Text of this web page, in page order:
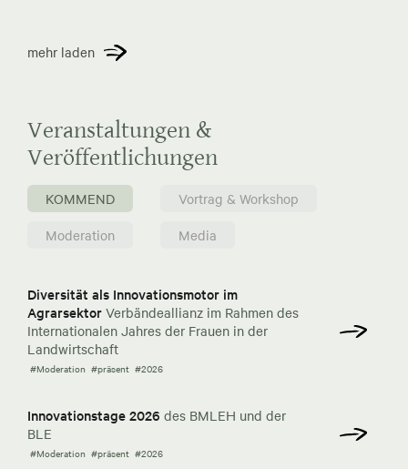
mehr laden
Veranstaltungen &
Veröffentlichungen
KOMMEND
Vortrag & Workshop
Moderation
Media
Diversität als Innovationsmotor im
Agrarsektor Verbändeallianz im Rahmen des
Internationalen Jahres der Frauen in der
Landwirtschaft
#Moderation #präsent #2026
Innovationstage 2026 des BMLEH und der
BLE
#Moderation #präsent #2026